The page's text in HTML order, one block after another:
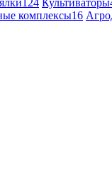
комплексы16